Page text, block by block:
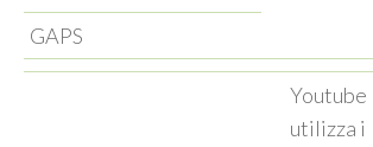
GAPS
Youtube
utilizza i